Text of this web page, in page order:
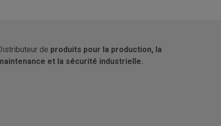
de produits pour la production, la
et la sécurité industrielle.